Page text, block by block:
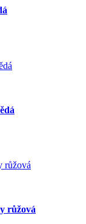
růžová